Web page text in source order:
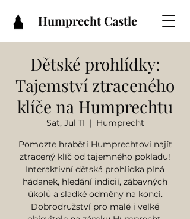
Humprecht Castle
Dětské prohlídky:
Tajemství ztraceného
klíče na Humprechtu
Sat, Jul 11
  |
Humprecht
Pomozte hraběti Humprechtovi najít
ztracený klíč od tajemného pokladu!
Interaktivní dětská prohlídka plná
hádanek, hledání indicií, zábavných
úkolů a sladké odměny na konci.
Dobrodružství pro malé i velké